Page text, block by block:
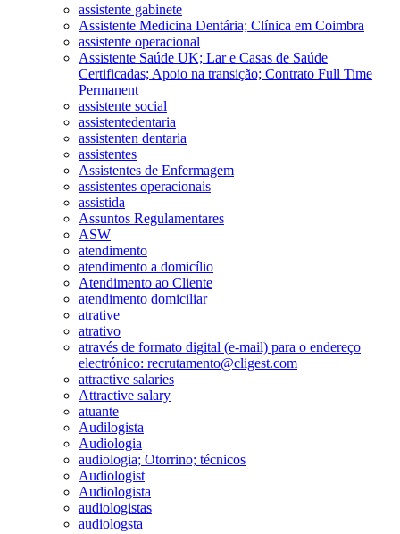
assistente gabinete
Assistente Medicina Dentária; Clínica em Coimbra
assistente operacional
Assistente Saúde UK; Lar e Casas de Saúde
Certificadas; Apoio na transição; Contrato Full Time
Permanent
assistente social
assistentedentaria
assistenten dentaria
assistentes
Assistentes de Enfermagem
assistentes operacionais
assistida
Assuntos Regulamentares
ASW
atendimento
atendimento a domicílio
Atendimento ao Cliente
atendimento domiciliar
atrative
atrativo
através de formato digital (e-mail) para o endereço
electrónico: recrutamento@cligest.com
attractive salaries
Attractive salary
atuante
Audilogista
Audiologia
audiologia; Otorrino; técnicos
Audiologist
Audiologista
audiologistas
audiologsta